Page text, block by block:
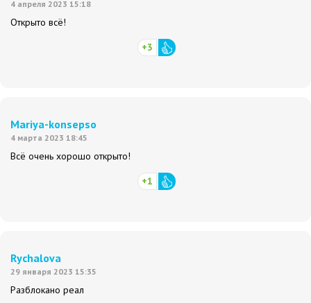
4 апреля 2023 15:18
Открыто всё!
+3
Mariya-konsepso
4 марта 2023 18:45
Всё очень хорошо открыто!
+1
Rychalova
29 января 2023 15:35
Разблокано реал